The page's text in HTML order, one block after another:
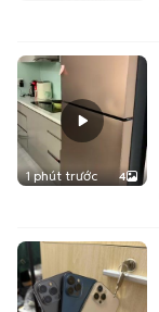
1 phút trước 4